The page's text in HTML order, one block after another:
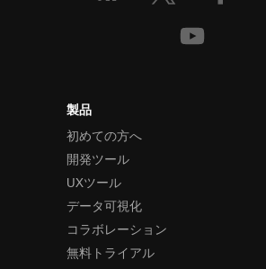
製品
初めての方へ
開発ツール
UXツール
データ可視化
コラボレーション
無料トライアル